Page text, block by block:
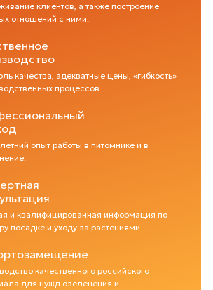
клиентов, а также построение
отношений с ними.
качества, адекватные цены, «гибкость»
процессов.
опыт работы в питомнике и в
и квалифицированная информация по
посадке и уходу за растениями.
качественного российского
для нужд озеленения и